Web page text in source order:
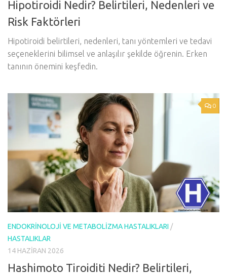
Hipotiroidi Nedir? Belirtileri, Nedenleri ve
Risk Faktörleri
Hipotiroidi belirtileri, nedenleri, tanı yöntemleri ve tedavi
seçeneklerini bilimsel ve anlaşılır şekilde öğrenin. Erken
tanının önemini keşfedin.
0
ENDOKRINOLOJI VE METABOLIZMA HASTALIKLARI /
HASTALIKLAR
14 HAZIRAN 2026
Hashimoto Tiroiditi Nedir? Belirtileri,